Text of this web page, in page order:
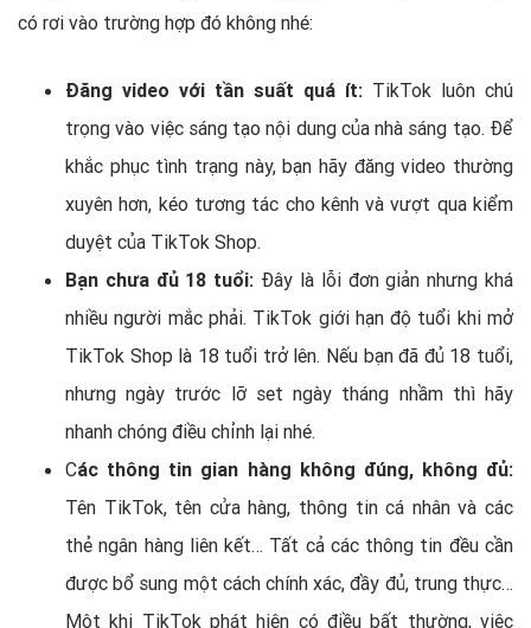
có rơi vào trường hợp đó không nhé:
Đăng video với tần suất quá ít: TikTok luôn chú
trọng vào việc sáng tạo nội dung của nhà sáng tạo. Để
khắc phục tình trạng này, bạn hãy đăng video thường
xuyên hơn, kéo tương tác cho kênh và vượt qua kiểm
duyệt của TikTok Shop.
Bạn chưa đủ 18 tuổi: Đây là lỗi đơn giản nhưng khá
nhiều người mắc phải. TikTok giới hạn độ tuổi khi mở
TikTok Shop là 18 tuổi trở lên. Nếu bạn đã đủ 18 tuổi,
nhưng ngày trước lỡ set ngày tháng nhầm thì hãy
nhanh chóng điều chỉnh lại nhé.
Các thông tin gian hàng không đúng, không đủ:
Tên TikTok, tên cửa hàng, thông tin cá nhân và các
thẻ ngân hàng liên kết… Tất cả các thông tin đều cần
được bổ sung một cách chính xác, đầy đủ, trung thực…
Một khi TikTok phát hiện có điều bất thường, việc